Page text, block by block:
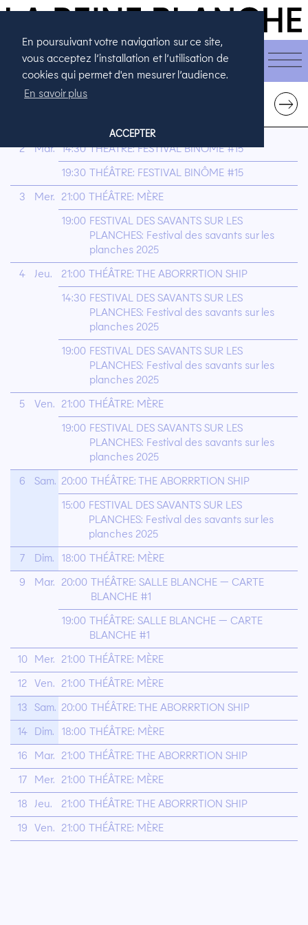
CALENDRIER
En poursuivant votre navigation sur ce site,
vous acceptez l’installation et l’utilisation de
cookies qui permet d'en mesurer l’audience.
En savoir plus
ACCEPTER
← →
DÉCEMBRE 2025
2 Mar. 14:30 THÉÂTRE: FESTIVAL BINÔME #15
19:30 THÉÂTRE: FESTIVAL BINÔME #15
3
Mer. 21:00 THÉÂTRE: MÈRE
19:00 FESTIVAL DES SAVANTS SUR LES
PLANCHES: Festival des savants sur les
planches 2025
4
Jeu. 21:00 THÉÂTRE: THE ABORRRTION SHIP
14:30 FESTIVAL DES SAVANTS SUR LES
PLANCHES: Festival des savants sur les
planches 2025
19:00 FESTIVAL DES SAVANTS SUR LES
PLANCHES: Festival des savants sur les
planches 2025
5
Ven. 21:00 THÉÂTRE: MÈRE
19:00 FESTIVAL DES SAVANTS SUR LES
PLANCHES: Festival des savants sur les
planches 2025
6
Sam. 20:00 THÉÂTRE: THE ABORRRTION SHIP
15:00 FESTIVAL DES SAVANTS SUR LES
PLANCHES: Festival des savants sur les
planches 2025
7
Dim. 18:00 THÉÂTRE: MÈRE
9
Mar. 20:00 THÉÂTRE: SALLE BLANCHE — CARTE
BLANCHE #1
19:00 THÉÂTRE: SALLE BLANCHE — CARTE
BLANCHE #1
10 Mer. 21:00 THÉÂTRE: MÈRE
12 Ven. 21:00 THÉÂTRE: MÈRE
13 Sam. 20:00 THÉÂTRE: THE ABORRRTION SHIP
14 Dim. 18:00 THÉÂTRE: MÈRE
16
Mar. 21:00 THÉÂTRE: THE ABORRRTION SHIP
17
Mer. 21:00 THÉÂTRE: MÈRE
18
Jeu. 21:00 THÉÂTRE: THE ABORRRTION SHIP
19 Ven. 21:00 THÉÂTRE: MÈRE